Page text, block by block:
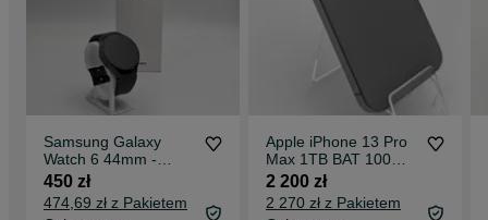
Samsung Galaxy
Watch 6 44mm -
GWARANCJA 6
miesięcy - KUP NA
RATY
450 zł
474,69 zł z Pakietem
Apple iPhone 13 Pro
Max 1TB BAT 100% -
GWARANCJA 6
miesięcy - KUP NA
RATY
2 200 zł
2 270 zł z Pakietem